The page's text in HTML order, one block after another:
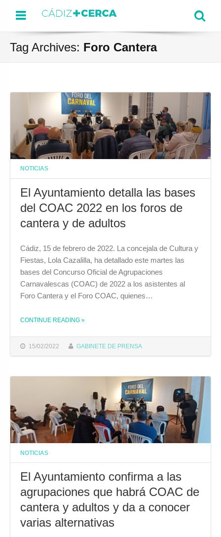
Menu
Tag Archives: Foro Cantera
NOTICIAS
El Ayuntamiento detalla las bases
del COAC 2022 en los foros de
cantera y de adultos
15/02/2022 GABINETE DE PRENSA
Cádiz, 15 de febrero de 2022. La concejala de Cultura y
Fiestas, Lola Cazalilla, ha detallado este martes las
bases del Concurso Oficial de Agrupaciones
Carnavalescas (COAC) de 2022 a los asistentes al
Foro Cantera y el Foro COAC, quienes…
CONTINUE READING THE "EL AYUNTAMIENTO DETALLA LAS BASES DEL COAC 2022 EN LOS FOROS DE CANTERA Y DE ADULTOS"
»
NOTICIAS
El Ayuntamiento confirma a las
agrupaciones que habrá COAC de
cantera y adultos y da a conocer
varias alternativas